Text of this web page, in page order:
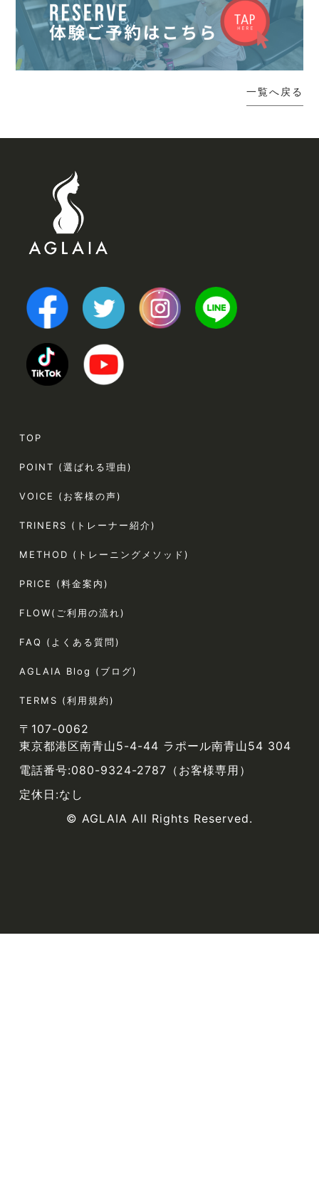
一覧へ戻る
TOP
POINT (選ばれる理由)
VOICE (お客様の声)
TRINERS (トレーナー紹介)
METHOD (トレーニングメソッド)
PRICE (料金案内)
FLOW(ご利用の流れ)
FAQ (よくある質問)
AGLAIA Blog (ブログ)
TERMS (利用規約)
〒107-0062
東京都港区南青山5-4-44 ラポール南青山54 304
電話番号:080-9324-2787（お客様専用）
定休日:なし
© AGLAIA All Rights Reserved.